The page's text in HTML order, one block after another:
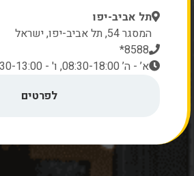
תל אביב-יפו
המסגר 54, תל אביב-יפו, ישראל
8588*
א’ - ה’ 08:30-18:00, ו' - 08:30-13:00
לפרטים